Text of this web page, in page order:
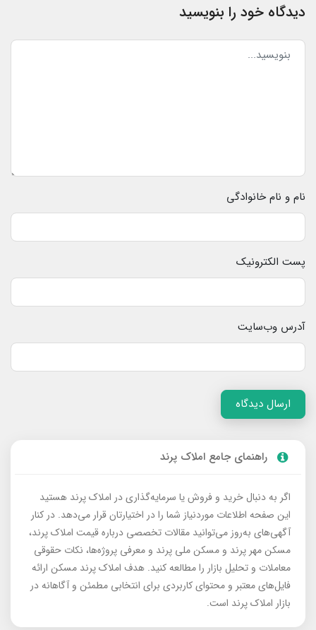
دیدگاه خود را بنویسید
نام و نام خانوادگی
پست الکترونیک
آدرس وب‌سایت
ارسال دیدگاه
راهنمای جامع املاک پرند
اگر به دنبال خرید و فروش یا سرمایه‌گذاری در املاک پرند هستید
این صفحه اطلاعات موردنیاز شما را در اختیارتان قرار می‌دهد. در کنار
آگهی‌های به‌روز می‌توانید مقالات تخصصی درباره قیمت املاک پرند،
مسکن مهر پرند و مسکن ملی پرند و معرفی پروژه‌ها، نکات حقوقی
معاملات و تحلیل بازار را مطالعه کنید. هدف املاک پرند مسکن ارائه
فایل‌های معتبر و محتوای کاربردی برای انتخابی مطمئن و آگاهانه در
بازار املاک پرند است.